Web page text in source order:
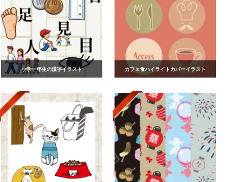
小学一年生の漢字イラスト カフェ食ハイライトカバーイラスト